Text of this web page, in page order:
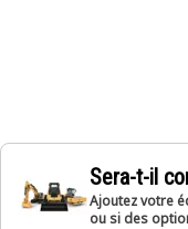
Sera-t-il
Ajoutez votre
ou si des